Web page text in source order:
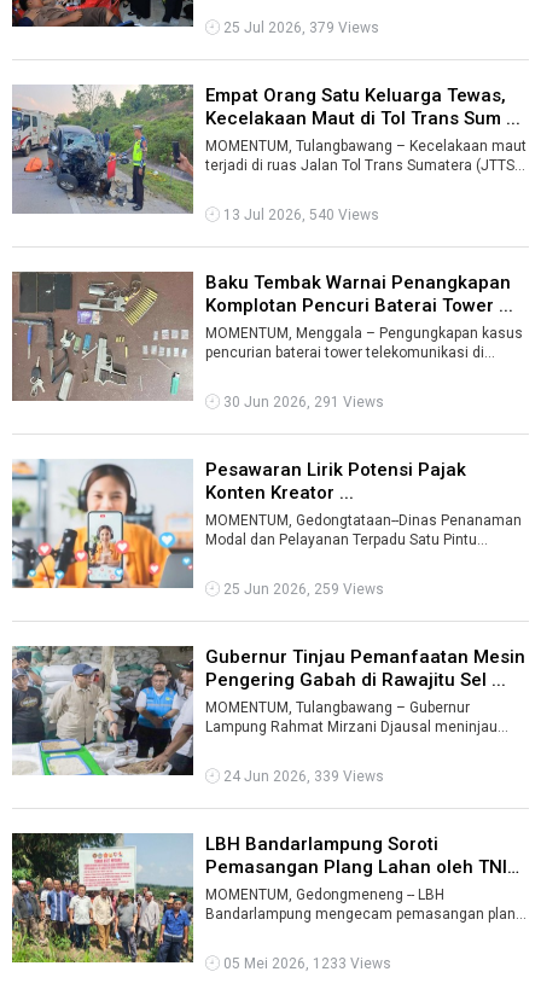
25 Jul 2026, 379 Views
Empat Orang Satu Keluarga Tewas,
Kecelakaan Maut di Tol Trans Sum ...
MOMENTUM, Tulangbawang – Kecelakaan maut
terjadi di ruas Jalan Tol Trans Sumatera (JTTS)
13 Jul 2026, 540 Views
Baku Tembak Warnai Penangkapan
Komplotan Pencuri Baterai Tower ...
MOMENTUM, Menggala – Pengungkapan kasus
pencurian baterai tower telekomunikasi di
30 Jun 2026, 291 Views
Pesawaran Lirik Potensi Pajak
Konten Kreator ...
MOMENTUM, Gedongtataan--Dinas Penanaman
Modal dan Pelayanan Terpadu Satu Pintu
25 Jun 2026, 259 Views
Gubernur Tinjau Pemanfaatan Mesin
Pengering Gabah di Rawajitu Sel ...
MOMENTUM, Tulangbawang – Gubernur
Lampung Rahmat Mirzani Djausal meninjau
(bed dr ...
24 Jun 2026, 339 Views
LBH Bandarlampung Soroti
Pemasangan Plang Lahan oleh TNI
AU di Ba ...
MOMENTUM, Gedongmeneng -- LBH
Bandarlampung mengecam pemasangan plang
05 Mei 2026, 1233 Views